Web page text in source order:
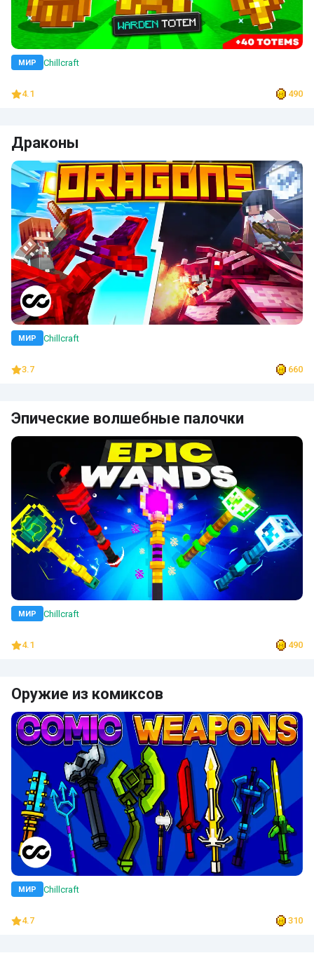
МИР Chillcraft
4.1 490
Драконы
МИР Chillcraft
3.7 660
Эпические волшебные палочки
МИР Chillcraft
4.1 490
Оружие из комиксов
МИР Chillcraft
4.7 310